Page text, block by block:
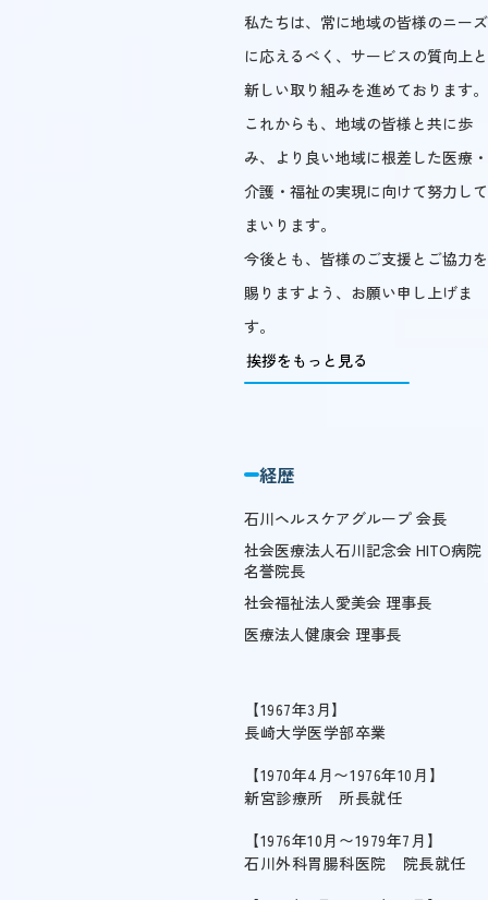
私たちは、常に地域の皆様のニーズ
に応えるべく、サービスの質向上と
新しい取り組みを進めております。
これからも、地域の皆様と共に歩
み、より良い地域に根差した医療・
介護・福祉の実現に向けて努力して
まいります。
今後とも、皆様のご支援とご協力を
賜りますよう、お願い申し上げま
す。
挨拶をもっと見る
経歴
石川ヘルスケアグループ 会長
社会医療法人石川記念会 HITO病院
名誉院長
社会福祉法人愛美会 理事長
医療法人健康会 理事長
1967年3月
長崎大学医学部卒業
1970年4月〜1976年10月
新宮診療所 所長就任
1976年10月〜1979年7月
石川外科胃腸科医院 院長就任